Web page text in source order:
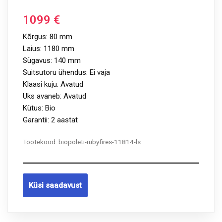
1099 €
Kõrgus: 80 mm
Laius: 1180 mm
Sügavus: 140 mm
Suitsutoru ühendus: Ei vaja
Klaasi kuju: Avatud
Uks avaneb: Avatud
Kütus: Bio
Garantii: 2 aastat
Tootekood: biopoleti-rubyfires-11814-ls
Küsi saadavust